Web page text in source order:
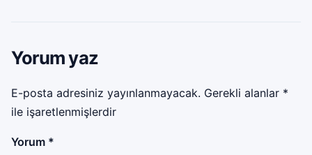
Yorum yaz
E-posta adresiniz yayınlanmayacak. Gerekli alanlar *
ile işaretlenmişlerdir
Yorum *